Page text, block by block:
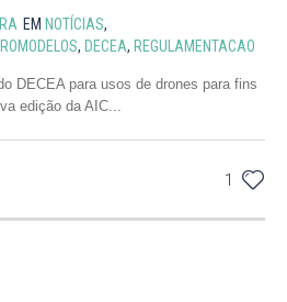
EM NOTÍCIAS,
, DECEA, REGULAMENTACAO
DECEA para usos de drones para fins
edição da AIC...
1